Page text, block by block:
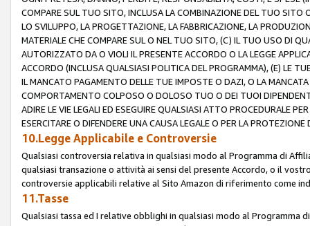
COMPARE SUL TUO SITO, INCLUSA LA COMBINAZIONE DEL TUO SITO
LO SVILUPPO, LA PROGETTAZIONE, LA FABBRICAZIONE, LA
MATERIALE CHE COMPARE SUL O NEL TUO SITO, (C) IL TUO USO DI
AUTORIZZATO DA O VIOLI IL PRESENTE ACCORDO O LA LEGGE
ACCORDO (INCLUSA QUALSIASI POLITICA DEL PROGRAMMA), (E) LE
IL MANCATO PAGAMENTO DELLE TUE IMPOSTE O DAZI, O LA
COMPORTAMENTO COLPOSO O DOLOSO TUO O DEI TUOI
ADIRE LE VIE LEGALI ED ESEGUIRE QUALSIASI ATTO PROCEDURALE
ESERCITARE O DIFENDERE UNA CAUSA LEGALE O PER LA
10.Legge Applicabile e Controversie
Qualsiasi controversia relativa in qualsiasi modo al Programma di
qualsiasi transazione o attività ai sensi del presente Accordo, o il
controversie applicabili relative al Sito Amazon di riferimento come
11.Tasse
Qualsiasi tassa ed I relative obblighi in qualsiasi modo al